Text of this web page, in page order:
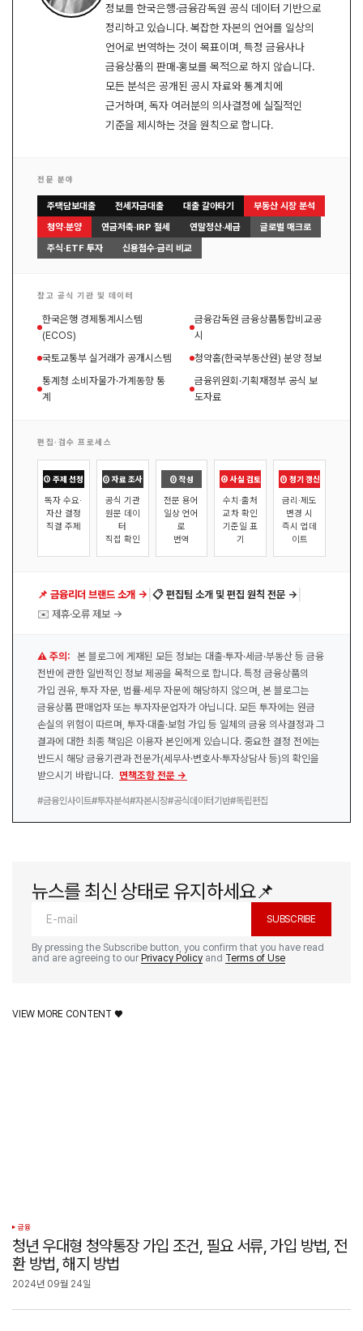
정보를 한국은행·금융감독원 공식 데이터 기반으로
정리하고 있습니다. 복잡한 자본의 언어를 일상의
언어로 번역하는 것이 목표이며, 특정 금융사나
금융상품의 판매·홍보를 목적으로 하지 않습니다.
모든 분석은 공개된 공시 자료와 통계치에
근거하며, 독자 여러분의 의사결정에 실질적인
기준을 제시하는 것을 원칙으로 합니다.
전문 분야
주택담보대출 전세자금대출 대출 갈아타기
부동산 시장 분석
청약·분양
연금저축·IRP 절세 연말정산·세금
글로벌 매크로
주식·ETF 투자
신용점수·금리 비교
참고 공식 기관 및 데이터
한국은행 경제통계시스템
(ECOS)
금융감독원 금융상품통합비교공
시
국토교통부 실거래가 공개시스템
청약홈(한국부동산원) 분양 정보
통계청 소비자물가·가계동향 통
계
금융위원회·기획재정부 공식 보
도자료
편집·검수 프로세스
① 주제 선정
독자 수요·
자산 결정
직결 주제
② 자료 조사
공식 기관
원문 데이
터
직접 확인
③ 작성
전문 용어
일상 언어
로
번역
④ 사실 검토
수치·출처
교차 확인
기준일 표
기
⑤ 정기 갱신
금리·제도
변경 시
즉시 업데
이트
📌 금융리더 브랜드 소개 → 📋 편집팀 소개 및 편집 원칙 전문 →
✉️ 제휴·오류 제보 →
⚠️ 주의: 본 블로그에 게재된 모든 정보는 대출·투자·세금·부동산 등 금융
전반에 관한 일반적인 정보 제공을 목적으로 합니다. 특정 금융상품의
가입 권유, 투자 자문, 법률·세무 자문에 해당하지 않으며, 본 블로그는
금융상품 판매업자 또는 투자자문업자가 아닙니다. 모든 투자에는 원금
손실의 위험이 따르며, 투자·대출·보험 가입 등 일체의 금융 의사결정과 그
결과에 대한 최종 책임은 이용자 본인에게 있습니다. 중요한 결정 전에는
반드시 해당 금융기관과 전문가(세무사·변호사·투자상담사 등)의 확인을
받으시기 바랍니다. 면책조항 전문 →
#금융인사이트#투자분석#자본시장#공식데이터기반#독립편집
뉴스를 최신 상태로 유지하세요📌
SUBSCRIBE
By pressing the Subscribe button, you confirm that you have read
and are agreeing to our Privacy Policy and Terms of Use
VIEW MORE CONTENT ♥️
금융
청년 우대형 청약통장 가입 조건, 필요 서류, 가입 방법, 전
환 방법, 해지 방법
2024년 09월 24일